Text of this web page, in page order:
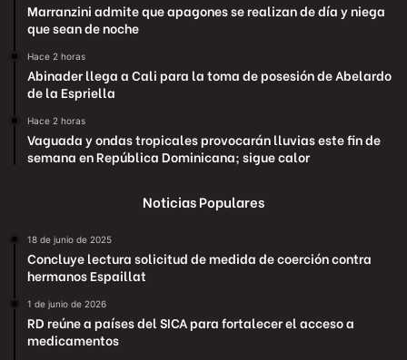
Marranzini admite que apagones se realizan de día y niega
que sean de noche
Hace 2 horas
Abinader llega a Cali para la toma de posesión de Abelardo
de la Espriella
Hace 2 horas
Vaguada y ondas tropicales provocarán lluvias este fin de
semana en República Dominicana; sigue calor
Noticias Populares
18 de junio de 2025
Concluye lectura solicitud de medida de coerción contra
hermanos Espaillat
1 de junio de 2026
RD reúne a países del SICA para fortalecer el acceso a
medicamentos